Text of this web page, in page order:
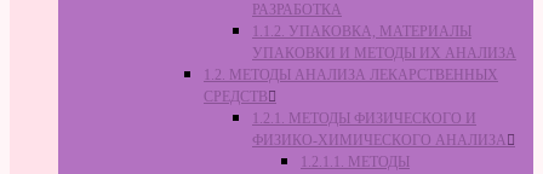
РАЗРАБОТКА
1.1.2. УПАКОВКА, МАТЕРИАЛЫ
УПАКОВКИ И МЕТОДЫ ИХ АНАЛИЗА
1.2. МЕТОДЫ АНАЛИЗА ЛЕКАРСТВЕННЫХ
СРЕДСТВ
1.2.1. МЕТОДЫ ФИЗИЧЕСКОГО И
ФИЗИКО-ХИМИЧЕСКОГО АНАЛИЗА
1.2.1.1. МЕТОДЫ